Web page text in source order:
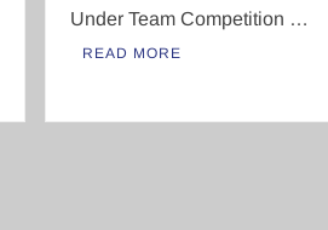
Under Team Competition …
READ MORE